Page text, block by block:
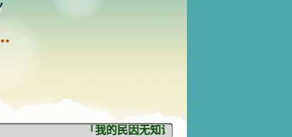
「我的民因无知识而灭亡。你弃掉知识，